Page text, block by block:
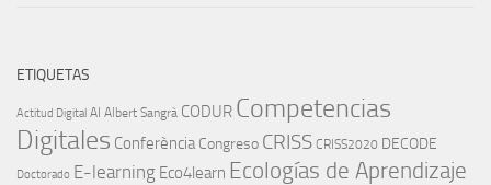
ETIQUETAS
Actitud Digital AI Albert Sangrà CODUR Competencias
Digitales Conferència Congreso CRISS CRISS2020 DECODE
Doctorado E-learning Eco4learn Ecologías de Aprendizaje